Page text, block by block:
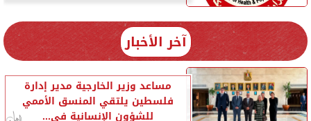
آخر الأخبار
مساعد وزير الخارجية مدير إدارة
فلسطين يلتقي المنسق الأممي
للشؤون الإنسانية في...